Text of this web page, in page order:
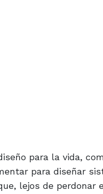
para la vida,
para diseñar
lejos de